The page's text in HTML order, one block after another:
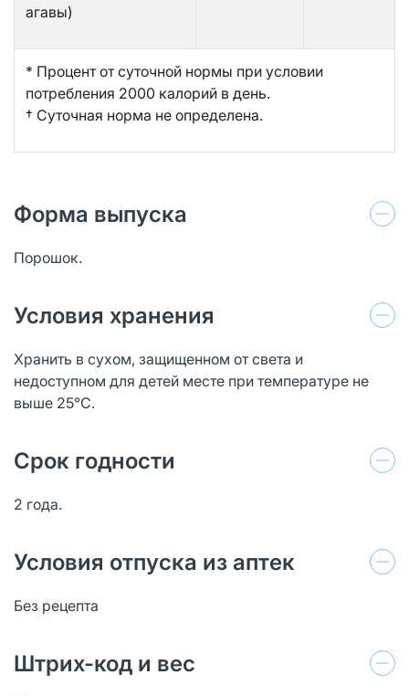
агавы)
* Процент от суточной нормы при условии
потребления 2000 калорий в день.
† Суточная норма не определена.
Форма выпуска
Порошок.
Условия хранения
Хранить в сухом, защищенном от света и
недоступном для детей месте при температуре не
выше 25°С.
Срок годности
2 года.
Условия отпуска из аптек
Без рецепта
Штрих-код и вес